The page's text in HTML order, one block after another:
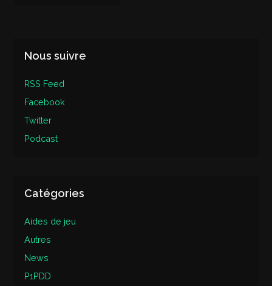
Nous suivre
RSS Feed
Facebook
Twitter
Podcast
Catégories
Aides de jeu
Autres
News
P1PDD